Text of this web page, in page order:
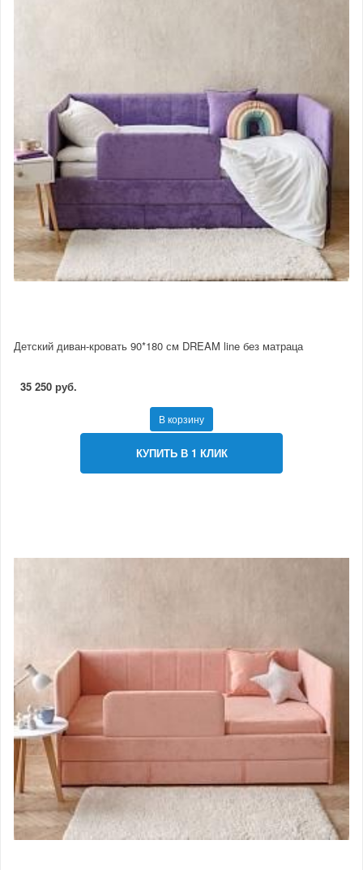
Детский диван-кровать 90*180 см DREAM line без матраца
35 250 руб.
В корзину
КУПИТЬ В 1 КЛИК